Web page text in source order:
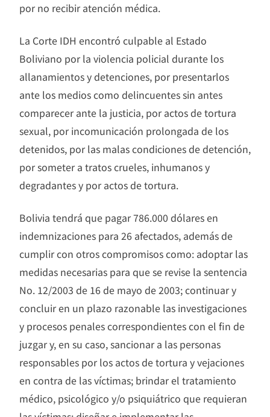
por no recibir atención médica.
La Corte IDH encontró culpable al Estado
Boliviano por la violencia policial durante los
allanamientos y detenciones, por presentarlos
ante los medios como delincuentes sin antes
comparecer ante la justicia, por actos de tortura
sexual, por incomunicación prolongada de los
detenidos, por las malas condiciones de detención,
por someter a tratos crueles, inhumanos y
degradantes y por actos de tortura.
Bolivia tendrá que pagar 786.000 dólares en
indemnizaciones para 26 afectados, además de
cumplir con otros compromisos como: adoptar las
medidas necesarias para que se revise la sentencia
No. 12/2003 de 16 de mayo de 2003; continuar y
concluir en un plazo razonable las investigaciones
y procesos penales correspondientes con el fin de
juzgar y, en su caso, sancionar a las personas
responsables por los actos de tortura y vejaciones
en contra de las víctimas; brindar el tratamiento
médico, psicológico y/o psiquiátrico que requieran